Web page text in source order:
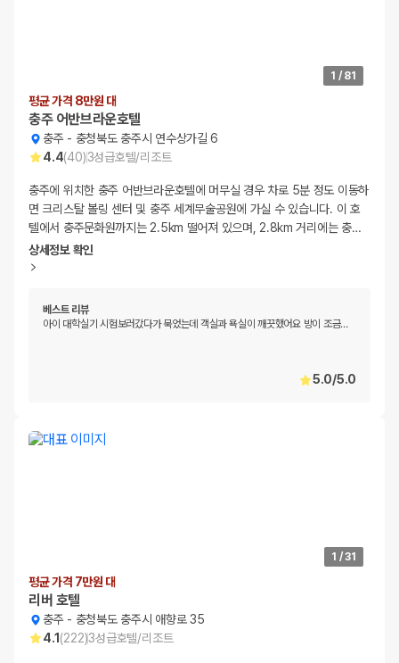
1 / 81
평균 가격 8만원 대
충주 어반브라운호텔
충주 - 충청북도 충주시 연수상가길 6
4.4(40)3성급호텔/리조트
충주에 위치한 충주 어반브라운호텔에 머무실 경우 차로 5분 정도 이동하
면 크리스탈 볼링 센터 및 충주 세계무술공원에 가실 수 있습니다. 이 호
텔에서 충주문화원까지는 2.5km 떨어져 있으며, 2.8km 거리에는 충…
상세정보 확인
베스트 리뷰
아이 대학실기 시험보러갔다가 묵었는데 객실과 욕실이 깨끗했어요 방이 조금…
5.0/5.0
1 /31
평균 가격 7만원 대
리버 호텔
충주 - 충청북도 충주시 애향로 35
4.1 (222)3성급호텔/리조트